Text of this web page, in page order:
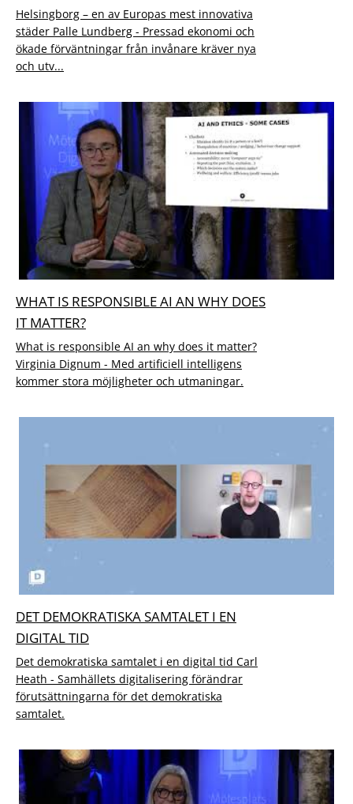
Helsingborg – en av Europas mest innovativa
städer Palle Lundberg - Pressad ekonomi och
ökade förväntningar från invånare kräver nya
och utv...
WHAT IS RESPONSIBLE AI AN WHY DOES
IT MATTER?
What is responsible AI an why does it matter?
Virginia Dignum - Med artificiell intelligens
kommer stora möjligheter och utmaningar.
DET DEMOKRATISKA SAMTALET I EN
DIGITAL TID
Det demokratiska samtalet i en digital tid Carl
Heath - Samhällets digitalisering förändrar
förutsättningarna för det demokratiska
samtalet.